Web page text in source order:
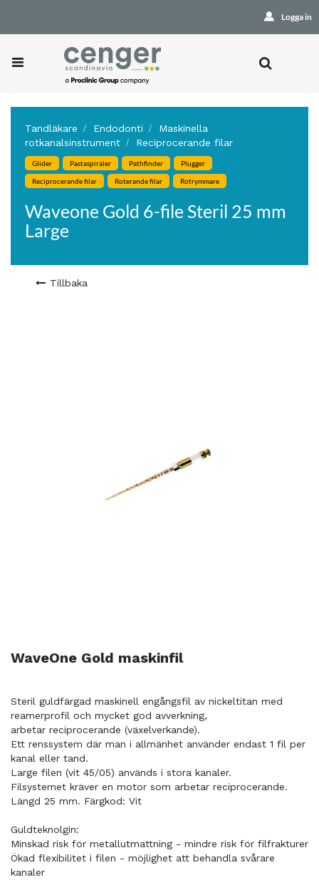
Logga in
Tandläkare Endodonti
Maskinella
rotkanalsinstrument
Reciprocerande filar
Glider Pastaspiraler Pathfinder Plugger
Reciprocerande filar Roterande filar Rotrymmare
Waveone Gold 6-file Steril 25 mm
Large
Tillbaka
WaveOne Gold maskinfil
Steril guldfärgad maskinell engångsfil av nickeltitan med
reamerprofil och mycket god avverkning,
arbetar reciprocerande (växelverkande).
Ett renssystem där man i allmänhet använder endast 1 fil per
kanal eller tand.
Large filen (vit 45/05) används i stora kanaler.
Filsystemet kräver en motor som arbetar reciprocerande.
Längd 25 mm. Färgkod: Vit
Guldteknolgin:
Minskad risk för metallutmattning - mindre risk för filfrakturer
Ökad flexibilitet i filen - möjlighet att behandla svårare
kanaler